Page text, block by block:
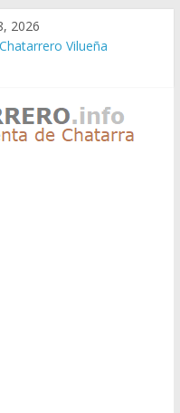
2026
Vilueña
Zuera
Chatarrero Zaragoza
Zaida
Chatarrero Vistabella